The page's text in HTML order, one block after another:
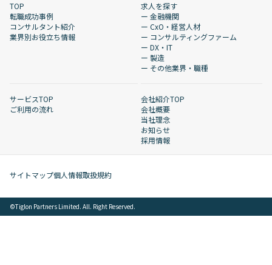
TOP
転職成功事例
コンサルタント紹介
業界別お役立ち情報
求人を探す
ー 金融機関
ー CxO・経営人材
ー コンサルティングファーム
ー DX・IT
ー 製造
ー その他業界・職種
サービスTOP
ご利用の流れ
会社紹介TOP
会社概要
当社理念
お知らせ
採用情報
サイトマップ個人情報取扱規約
©︎Tiglon Partners Limited. All. Right Reserved.